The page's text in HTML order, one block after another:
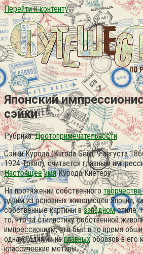
Перейти к контенту
Японский
сэйки
Рубрика: Достопримечательности
Сэйки Курода (Kuroda Seiki, 9 августа
1924 Токио), считается главным
Настоящее имяКурода Киётеру.
На протяжении собственного
одним из основных живописцев Японии,
собственные картины взападномстиле.
то, что за стилистику собственной
импрессионизм, что был в то время
однако одними изглавныхобразов в его
классические мотивы.